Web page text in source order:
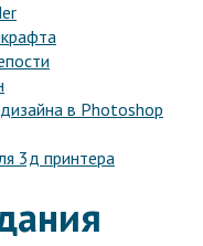
в Photoshop
3д принтера